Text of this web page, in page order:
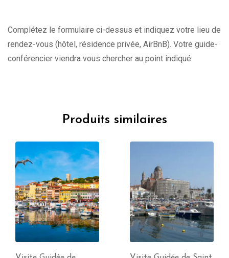
Complétez le formulaire ci-dessus et indiquez votre lieu de
rendez-vous (hôtel, résidence privée, AirBnB). Votre guide-
conférencier viendra vous chercher au point indiqué.
Produits similaires